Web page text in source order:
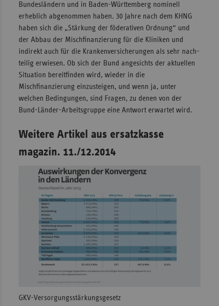
Bundesländern und in Baden-Württemberg nominell
erheblich abgenommen haben. 30 Jahre nach dem KHNG
haben sich die „Stärkung der föderativen Ordnung“ und
der Abbau der Mischfinanzierung für die Kliniken und
indirekt auch für die Krankenversicherungen als sehr nach-
teilig erwiesen. Ob sich der Bund angesichts der aktuellen
Situation bereitfinden wird, wieder in die
Mischfinanzierung einzusteigen, und wenn ja, unter
welchen Bedingungen, sind Fragen, zu denen von der
Bund-Länder-Arbeitsgruppe eine Antwort erwartet wird.
Weitere Artikel aus ersatzkasse
magazin. 11./12.2014
GKV-Versorgungsstärkungsgesetz